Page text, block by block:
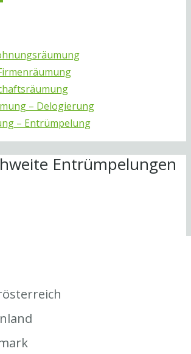
– Delogierung
– Entrümpelung
Entrümpelungen